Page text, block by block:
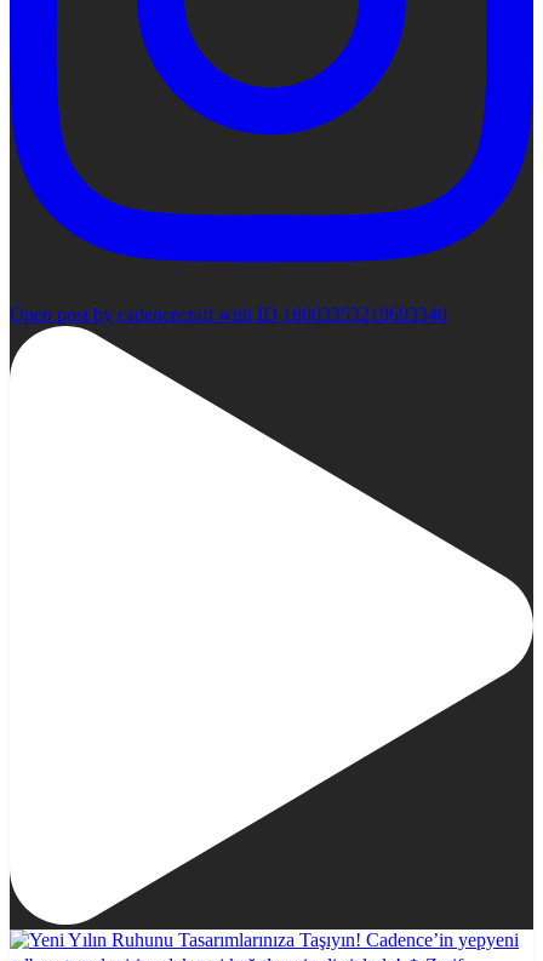
Open post by cadencecraft with ID 18003353219693340